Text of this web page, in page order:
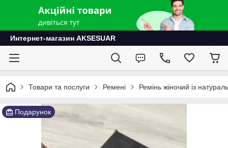
Интернет-магазин AKSESUAR
Товари та послуги Ремені Ремінь жіночий із
Подарунок